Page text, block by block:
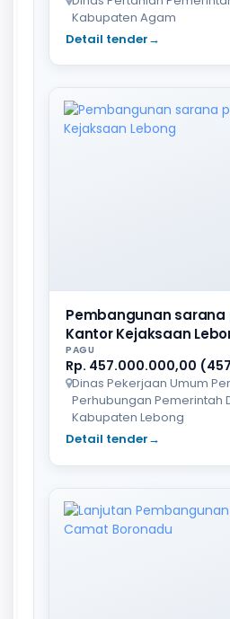
Kabupaten Agam
Detail tender→
Pembangunan
Kantor Kejaksaan
PAGU
Rp. 457.000.000,00
Dinas Pekerjaan Umum
Perhubungan Pemerintah
Kabupaten Lebong
Detail tender→